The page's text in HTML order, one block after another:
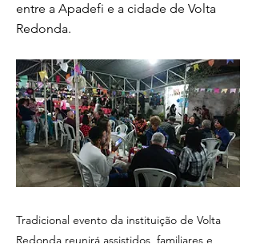
entre a Apadefi e a cidade de Volta
Redonda.
Tradicional evento da instituição de Volta
Redonda reunirá assistidos, familiares e